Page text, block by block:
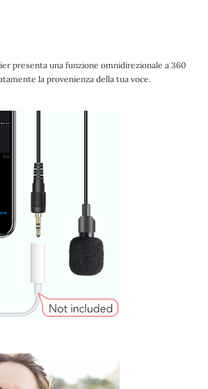
presenta una funzione omnidirezionale a 360
la provenienza della tua voce.